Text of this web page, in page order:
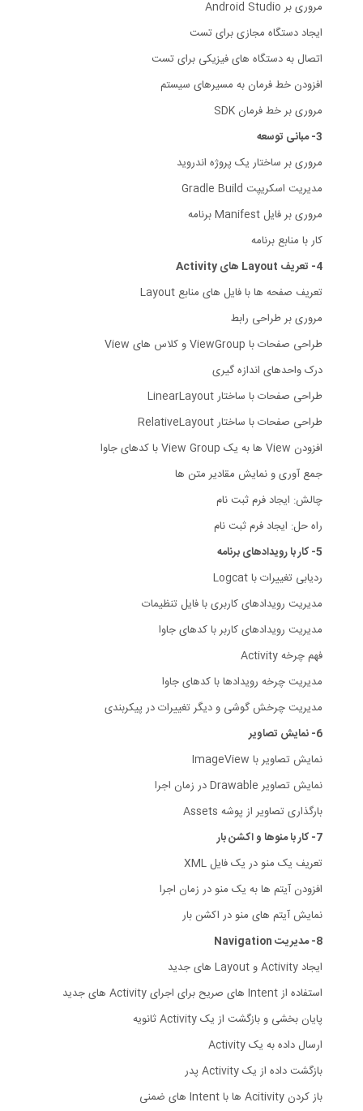
مروری بر Android Studio
ایجاد دستگاه مجازی برای تست
اتصال به دستگاه های فیزیکی برای تست
افزودن خط فرمان به مسیرهای سیستم
مروری بر خط فرمان SDK
3- مبانی توسعه
مروری بر ساختار یک پروژه اندروید
مدیریت اسکریپت Gradle Build
مروری بر فایل Manifest برنامه
کار با منابع برنامه
4- تعریف Layout های Activity
تعریف صفحه ها با فایل های منابع Layout
مروری بر طراحی رابط
طراحی صفحات با ViewGroup و کلاس های View
درک واحدهای اندازه گیری
طراحی صفحات با ساختار LinearLayout
طراحی صفحات با ساختار RelativeLayout
افزودن View ها به یک View Group با کدهای جاوا
جمع آوری و نمایش مقادیر متن ها
چالش: ایجاد فرم ثبت نام
راه حل: ایجاد فرم ثبت نام
5- کار با رویدادهای برنامه
ردیابی تغییرات با Logcat
مدیریت رویدادهای کاربری با فایل تنظیمات
مدیریت رویدادهای کاربر با کدهای جاوا
فهم چرخه Activity
مدیریت چرخه رویدادها با کدهای جاوا
مدیریت چرخش گوشی و دیگر تغییرات در پیکربندی
6- نمایش تصاویر
نمایش تصاویر با ImageView
نمایش تصاویر Drawable در زمان اجرا
بارگذاری تصاویر از پوشه Assets
7- کار با منوها و اکشن بار
تعریف یک منو در یک فایل XML
افزودن آیتم ها به یک منو در زمان اجرا
نمایش آیتم های منو در اکشن بار
8- مدیریت Navigation
ایجاد Activity و Layout های جدید
استفاده از Intent های صریح برای اجرای Activity های جدید
پایان بخشی و بازگشت از یک Activity ثانویه
ارسال داده به یک Activity
بازگشت داده از یک Activity پدر
باز کردن Acitivity ها با Intent های ضمنی